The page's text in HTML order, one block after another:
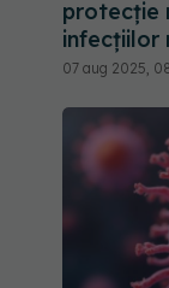
protecție
infecțiilor
07 aug 2025,